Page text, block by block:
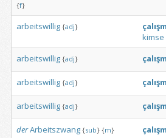
{f}
arbeitswillig {adj}
kimse
arbeitswillig {adj}
arbeitswillig {adj}
arbeitswillig {adj}
derArbeitszwang {sub} {m}